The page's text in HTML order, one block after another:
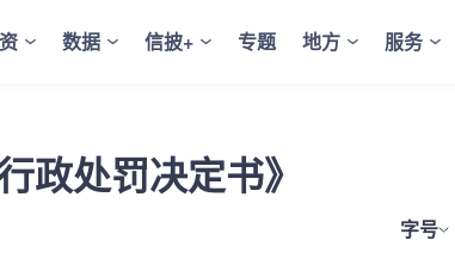
数据 信披+ 专题 地方 服务
政处罚决定书》
字号